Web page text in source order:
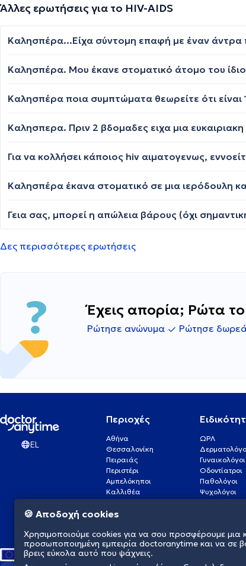
Άλλες ερωτήσεις για το HIV-AIDS
Καλησπέρα ποια συμπτώματα θεωρείτε ότι
Δες περισσότερες ερωτήσεις
Έχεις απορία; Ρώτα
Ρώτησε ανώνυμα Ρώτησε
EL
Περιοχές
Αθήνα
Θεσσαλονίκη
Πειραιάς
Περιστέρι
Αμπελόκηποι
Καλλιθέα
Γλυφάδα
Νέα Σμύρνη
ΩΡΛ
Γυναικολόγοι
Οδοντίατροι
Παθολόγοι
Ψυχολόγοι
Καρδιολόγοι
🍪 Αποδοχή cookies
Χρησιμοποιούμε cookies για να σου προσφέρουμε μια
προσωποποιημένη εμπειρία doctoranytime και να σε
βρεις εύκολα αυτό που ψάχνεις.